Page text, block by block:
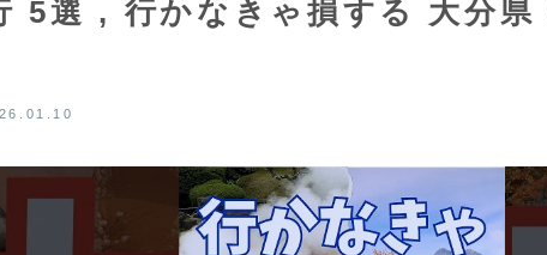
5選 , 行かなきゃ損する 大分県